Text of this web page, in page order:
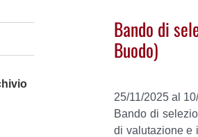
Bando di
Buodo)
25/11/2025 al
Bando di
di valutazione e